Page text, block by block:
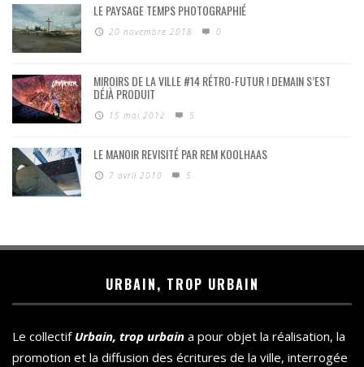
LE PAYSAGE TEMPS PHOTOGRAPHIÉ
20 novembre 2018 0
MIROIRS DE LA VILLE #14 RÉTRO-FUTUR ! DEMAIN S’EST
DÉJÀ PRODUIT
15 mai 2012 5
LE MANOIR REVISITÉ PAR REM KOOLHAAS
7 avril 2010 5
URBAIN, TROP URBAIN
Le collectif Urbain, trop urbain a pour objet la réalisation, la
promotion et la diffusion des écritures de la ville, interrogée